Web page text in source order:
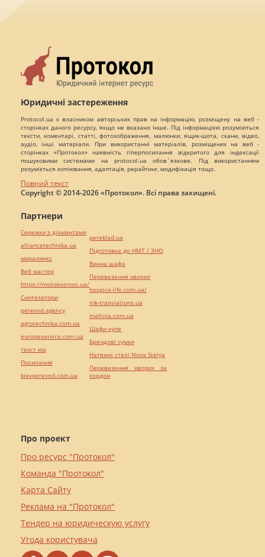
Юридичні застереження
Protocol.ua є власником авторських прав на інформацію, розміщену на веб -
сторінках даного ресурсу, якщо не вказано інше. Під інформацією розуміються
тексти, коментарі, статті, фотозображення, малюнки, ящик-шота, скани, відео,
аудіо, інші матеріали. При використанні матеріалів, розміщених на веб -
сторінках «Протокол» наявність гіперпосилання відкритого для індексації
пошуковими системами на protocol.ua обов`язкове. Під використанням
розуміється копіювання, адаптація, рерайтинг, модифікація тощо.
Повний текст
Copyright © 2014-2026 «Протокол». Всі права захищені.
Про проект
Про ресурс "Протокол"
Команда "Протокол"
Карта Сайту
Реклама на "Протокол"
Тендер на юридическую услугу
Угода користувача
Партнери
Сережки з діамантами
alliancetechnika.ua
миралинкс
Веб мастер
https://motokosmos.ua/
Синтезатори
perevod.agency
agrotechnika.com.ua
europeservice.com.ua
текст юа
Посилання
kievperevod.com.ua
pereklad.ua
Підготовка до НМТ / ЗНО
Винна шафа
Перевезення хворих
hospice-life.com.ua/
mk-translations.ua
maltina.com.ua
Шафи купе
Брендові сумки
Натяжні стелі Nova Stelya
Перевезення хворих за
кордон